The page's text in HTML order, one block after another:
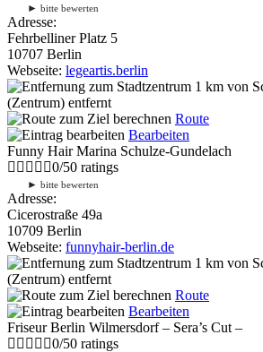
► bitte bewerten
Adresse:
Fehrbelliner Platz 5
10707 Berlin
Webseite: legeartis.berlin
1 km von
(Zentrum) entfernt
Route
Bearbeiten
Funny Hair Marina Schulze-Gundelach
0/50 ratings
► bitte bewerten
Adresse:
Cicerostraße 49a
10709 Berlin
Webseite: funnyhair-berlin.de
1 km von
(Zentrum) entfernt
Route
Bearbeiten
Friseur Berlin Wilmersdorf – Sera’s Cut –
0/50 ratings